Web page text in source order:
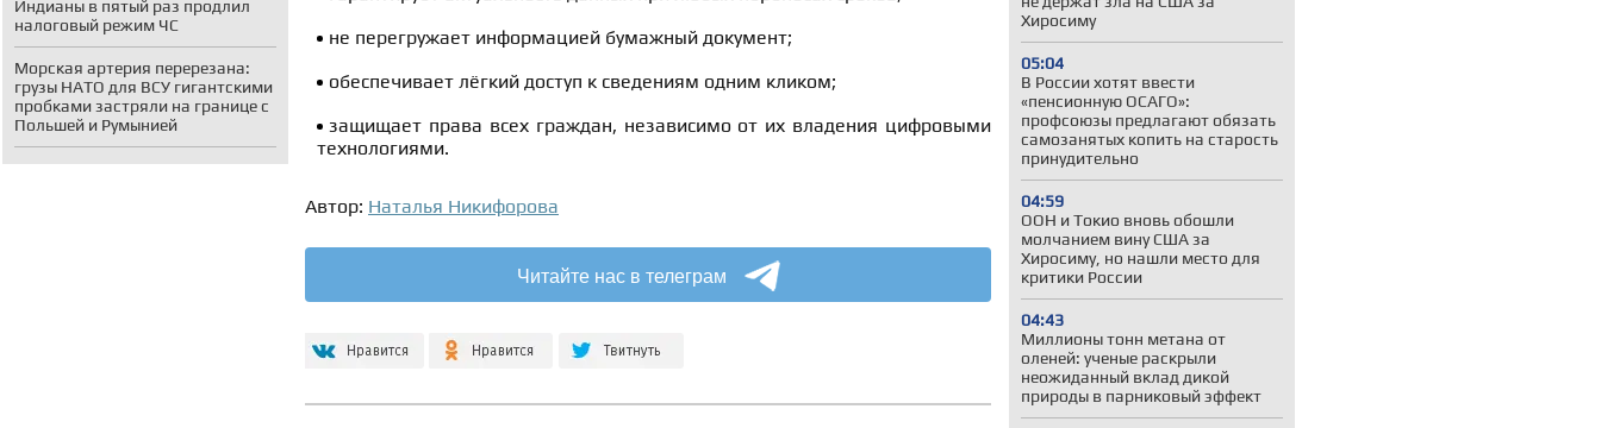
Индианы в пятый раз продлил
налоговый режим ЧС
Морская артерия перерезана:
грузы НАТО для ВСУ гигантскими
пробками застряли на границе с
Польшей и Румынией
Хиросиму
05:04
В России хотят ввести
«пенсионную ОСАГО»:
профсоюзы предлагают обязать
самозанятых копить на старость
принудительно
04:59
ООН и Токио вновь обошли
молчанием вину США за
Хиросиму, но нашли место для
критики России
04:43
Миллионы тонн метана от
оленей: ученые раскрыли
неожиданный вклад дикой
природы в парниковый эффект
не перегружает информацией бумажный документ;
обеспечивает лёгкий доступ к сведениям одним кликом;
защищает права всех граждан, независимо от их владения цифровыми
технологиями.
Автор: Наталья Никифорова
Читайте нас в телеграм